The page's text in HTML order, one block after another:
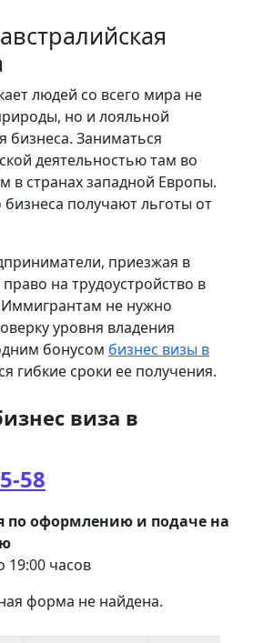
людей со всего мира не
но и лояльной
бизнеса. Заниматься
деятельностью там во
в странах западной Европы.
получают льготы от
приезжая в
на трудоустройство в
не нужно
уровня владения
бонусом бизнес визы в
гибкие сроки ее получения.
виза в
58
по оформлению и подаче на
19:00 часов
форма не найдена.